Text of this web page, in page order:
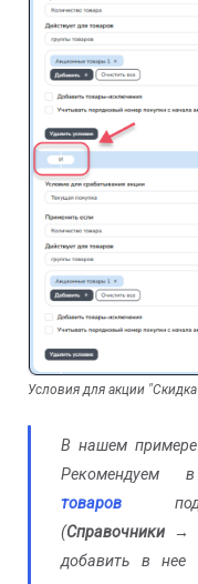
Условия для акции
В нашем примере
Рекомендуем
товаров под
(Справочники →
добавить в нее